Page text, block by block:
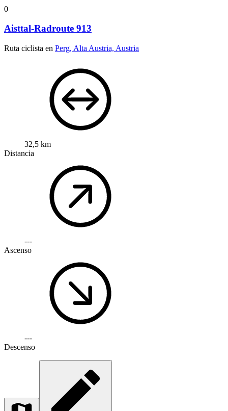
0
Aisttal-Radroute 913
Ruta ciclista en Perg, Alta Austria, Austria
32,5 km
Distancia
---
Ascenso
---
Descenso